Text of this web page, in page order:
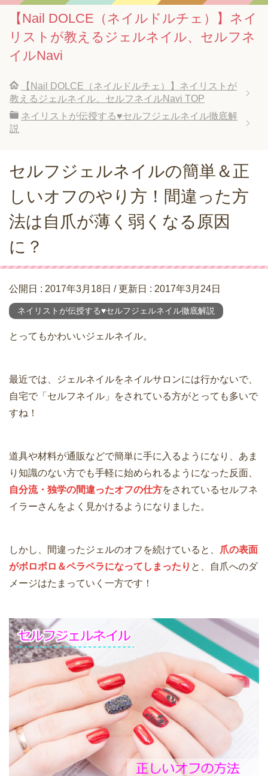
【Nail DOLCE（ネイルドルチェ）】ネイ
リストが教えるジェルネイル、セルフネ
イルNavi
【Nail DOLCE（ネイルドルチェ）】ネイリストが
教えるジェルネイル、セルフネイルNavi TOP
ネイリストが伝授する♥セルフジェルネイル徹底解
説
セルフジェルネイルの簡単＆正
しいオフのやり方！間違った方
法は自爪が薄く弱くなる原因
に？
公開日 : 2017年3月18日 / 更新日 : 2017年3月24日
ネイリストが伝授する♥セルフジェルネイル徹底解説
とってもかわいいジェルネイル。
最近では、ジェルネイルをネイルサロンには行かないで、
自宅で「セルフネイル」をされている方がとっても多いで
すね！
道具や材料が通販などで簡単に手に入るようになり、あま
り知識のない方でも手軽に始められるようになった反面、
自分流・独学の間違ったオフの仕方をされているセルフネ
イラーさんをよく見かけるようになりました。
しかし、間違ったジェルのオフを続けていると、
爪の表面
がボロボロ＆ペラペラになってしまったり と、自爪へのダ
メージはたまっていく一方です！